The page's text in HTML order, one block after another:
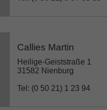
Callies Martin
Heilige-Geiststraße 1
31582 Nienburg
Tel: (0 50 21) 1 23 94